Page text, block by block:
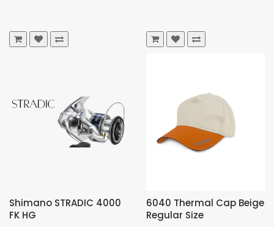
Shimano STRADIC 4000
FK HG
6040 Thermal Cap Beige
Regular Size